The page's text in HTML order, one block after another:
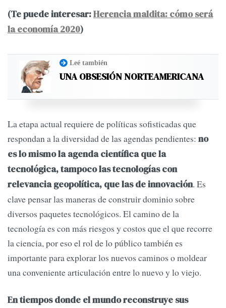
(Te puede interesar:Herencia maldita: cómo será
la economía 2020)
Leé también
UNA OBSESIÓN NORTEAMERICANA
La etapa actual requiere de políticas sofisticadas que
respondan a la diversidad de las agendas pendientes: no
es lo mismo la agenda científica que la
tecnológica, tampoco las tecnologías con
relevancia geopolítica, que las de innovación. Es
clave pensar las maneras de construir dominio sobre
diversos paquetes tecnológicos. El camino de la
tecnología es con más riesgos y costos que el que recorre
la ciencia, por eso el rol de lo público también es
importante para explorar los nuevos caminos o moldear
una conveniente articulación entre lo nuevo y lo viejo.
En tiempos donde el mundo reconstruye sus